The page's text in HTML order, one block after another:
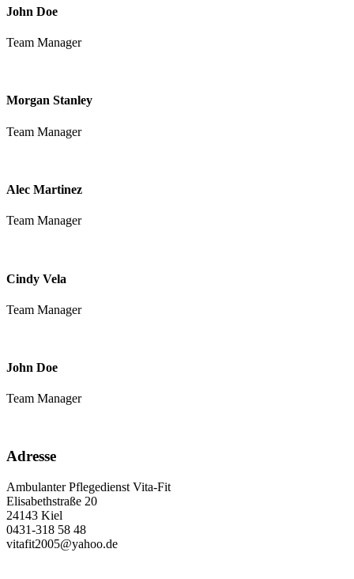
John Doe
Team Manager
Morgan Stanley
Team Manager
Alec Martinez
Team Manager
Cindy Vela
Team Manager
John Doe
Team Manager
Adresse
Ambulanter Pflegedienst Vita-Fit
Elisabethstraße 20
24143 Kiel
0431-318 58 48
vitafit2005@yahoo.de